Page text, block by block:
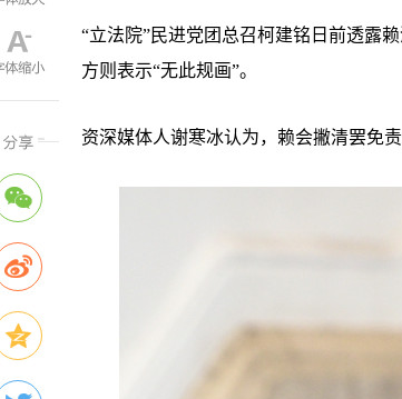
“立法院”民进党团总召柯建铭日前透露
方则表示“无此规画”。
资深媒体人谢寒冰认为，赖会撇清罢免